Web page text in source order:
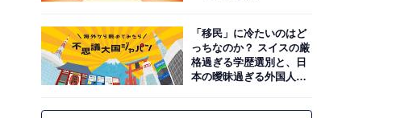
「移民」に冷たいのはど
っちなのか？ スイスの厳
格過ぎる学歴選別と、日
本の曖昧過ぎる外国人政